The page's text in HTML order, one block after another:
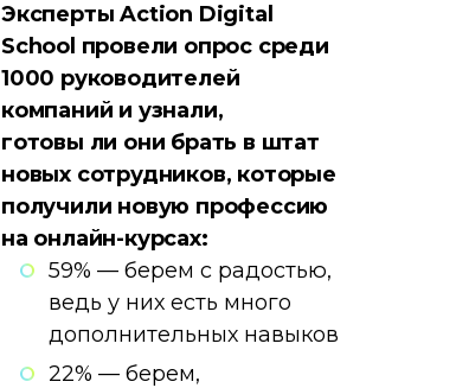
Эксперты Action Digital
School провели опрос среди
1000 руководителей
компаний и узнали,
готовы ли они брать в штат
новых сотрудников, которые
получили новую профессию
на онлайн-курсах:
59% — берем с радостью,
ведь у них есть много
дополнительных навыков
22% — берем,